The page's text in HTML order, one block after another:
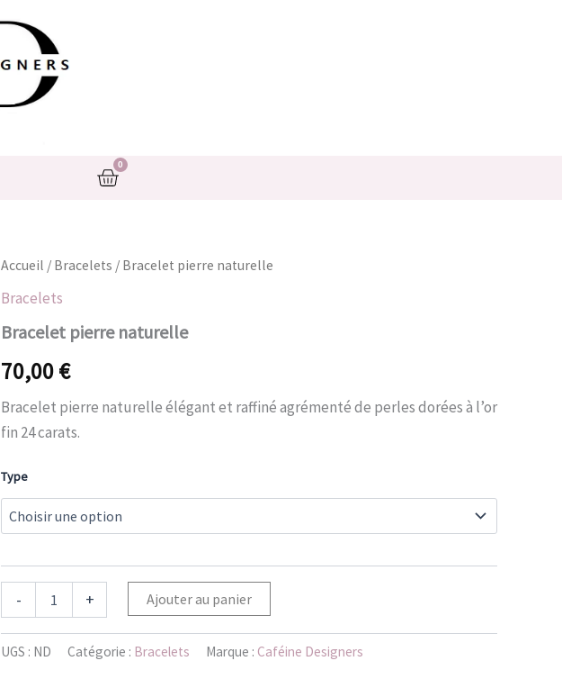
0
Panier
Accueil / Bracelets / Bracelet pierre naturelle
Bracelets
Bracelet pierre naturelle
70,00€
Bracelet pierre naturelle élégant et raffiné agrémenté de perles dorées à l’or
fin 24 carats.
Type
-
quantité
Bracelet
naturelle
+ Ajouter au panier
UGS : ND Catégorie : Bracelets Marque : Caféine Designers